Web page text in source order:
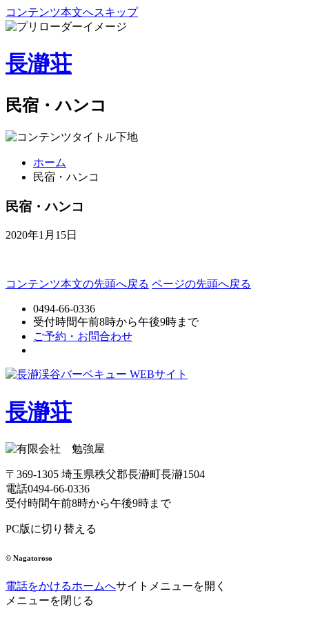
コンテンツ本文へスキップ
長瀞荘
民宿・ハンコ
ホーム
民宿・ハンコ
民宿・ハンコ
2020年1月15日
コンテンツ本文の先頭へ戻る ページの先頭へ戻る
0494-66-0336
受付時間午前8時から午後9時まで
ご予約・お問合わせ
長瀞荘
〒369-1305 埼玉県秩父郡長瀞町長瀞1504
電話0494-66-0336
受付時間午前8時から午後9時まで
PC版に切り替える
© Nagatoroso
電話をかけるホームへサイトメニューを開く
メニューを閉じる